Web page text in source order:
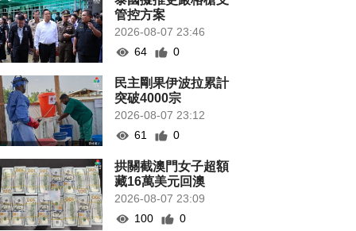
管控方案
2026-08-07 23:46
64
0
民主剛果伊波拉累計
突破4000宗
2026-08-07 23:12
61
0
拱關截澳門女子超額
藏16萬美元回澳
2026-08-07 23:09
100
0